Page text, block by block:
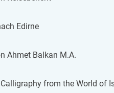
Edir­ne
Ahmet Bal­kan M.A.
from the World of